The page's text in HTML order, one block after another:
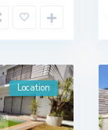
Location